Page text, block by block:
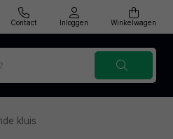
Contact Inloggen Winkelwagen
kluis